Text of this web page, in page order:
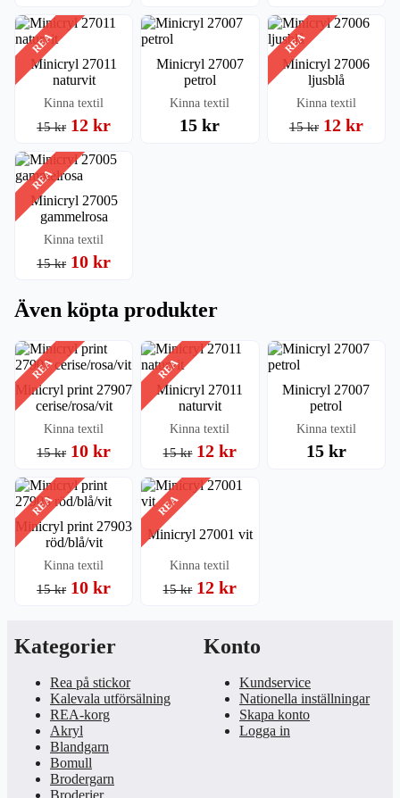
REA
Minicryl 27011
naturvit
Kinna textil
15 kr 12 kr
Minicryl 27007
petrol
Kinna textil
15 kr
REA
Minicryl 27006
ljusblå
Kinna textil
15 kr 12 kr
REA
Minicryl 27005
gammelrosa
Kinna textil
15 kr 10 kr
Även köpta produkter
REA
Minicryl print 27907
cerise/rosa/vit
Kinna textil
15 kr 10 kr
REA
Minicryl 27011
naturvit
Kinna textil
15 kr 12 kr
Minicryl 27007
petrol
Kinna textil
15 kr
REA
Minicryl print 27903
röd/blå/vit
Kinna textil
15 kr 10 kr
REA
Minicryl 27001 vit
Kinna textil
15 kr 12 kr
Kategorier
Rea på stickor
Kalevala utförsälning
REA-korg
Akryl
Blandgarn
Bomull
Brodergarn
Broderier
Konto
Kundservice
Nationella inställningar
Skapa konto
Logga in